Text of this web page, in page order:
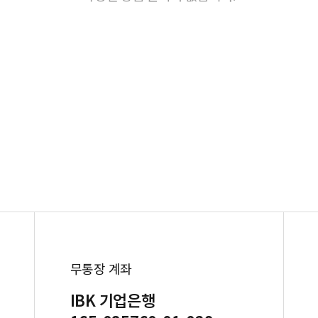
무통장 계좌
IBK 기업은행